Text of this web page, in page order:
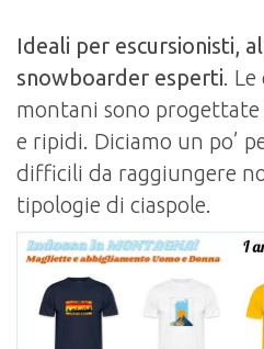
Ideali per escursionisti,
snowboarder esperti.
montani sono
e ripidi. Diciamo un po’
difficili da raggiungere
tipologie di ciaspole.